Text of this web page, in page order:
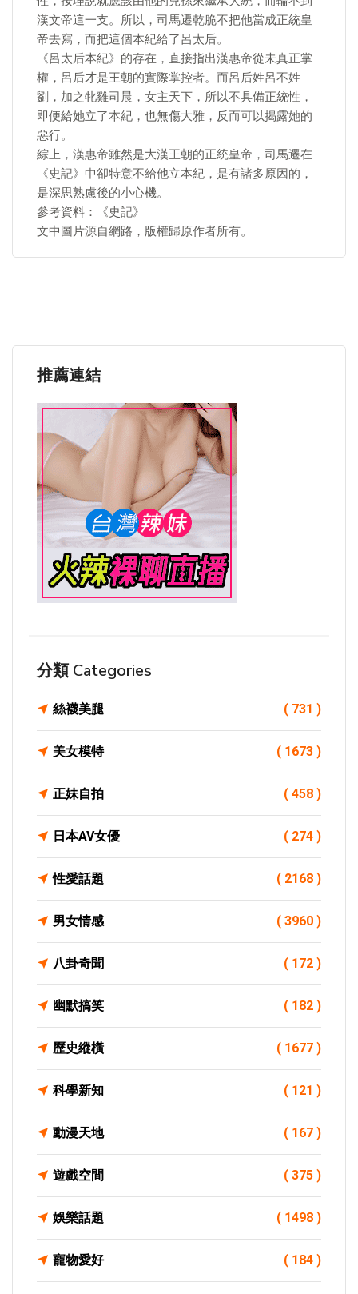
漢文帝這一支。所以，司馬遷乾脆不把他當成正統皇
帝去寫，而把這個本紀給了呂太后。
《呂太后本紀》的存在，直接指出漢惠帝從未真正掌
權，呂后才是王朝的實際掌控者。而呂后姓呂不姓
劉，加之牝雞司晨，女主天下，所以不具備正統性，
即便給她立了本紀，也無傷大雅，反而可以揭露她的
惡行。
綜上，漢惠帝雖然是大漢王朝的正統皇帝，司馬遷在
《史記》中卻特意不給他立本紀，是有諸多原因的，
是深思熟慮後的小心機。
參考資料：《史記》
文中圖片源自網路，版權歸原作者所有。
推薦連結
分類 Categories
絲襪美腿 ( 731 )
美女模特 ( 1673 )
正妹自拍 ( 458 )
日本AV女優 ( 274 )
性愛話題 ( 2168 )
男女情感 ( 3960 )
八卦奇聞 ( 172 )
幽默搞笑 ( 182 )
歷史縱橫 ( 1677 )
科學新知 ( 121 )
動漫天地 ( 167 )
遊戲空間 ( 375 )
娛樂話題 ( 1498 )
寵物愛好 ( 184 )